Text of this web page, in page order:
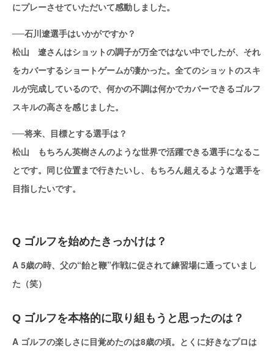
にプレーさせていただいて感動しました。
──石川遼選手はいかがですか？
松山 遼さんはショットの調子が万全ではない中でしたが、それ
をカバーするショートゲームが凄かった。全てのショットのスキ
ルが完成しているので、何かの不調は何かでカバーできるゴルフ
スキルの高さを感じました。
──将来、目標とする選手は？
松山 もちろん英樹さんのような世界で活躍できる選手になるこ
とです。同じ位置まで行きたいし、もちろん超えるような選手を
目指したいです。
Q ゴルフを始めたきっかけは？
A 5歳の時、父の“飴と鞭”作戦に促されて練習場に通っていまし
た（笑）
Q ゴルフを本格的に取り組もうと思ったのは？
A ゴルフの楽しさに目覚めたのは8歳の頃。とくに好きなプロは